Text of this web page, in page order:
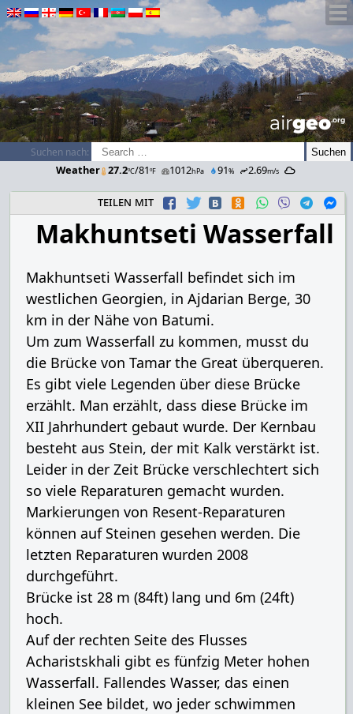
airGEO.oRg
Suchen nach:
Weather 27.2ºC/81ºF 1012hPa 91% 2.69m/s
teilen mit
Makhuntseti Wasserfall
Makhuntseti Wasserfall befindet sich im
westlichen Georgien, in Ajdarian Berge, 30
km in der Nähe von Batumi.
Um zum Wasserfall zu kommen, musst du
die Brücke von Tamar the Great überqueren.
Es gibt viele Legenden über diese Brücke
erzählt. Man erzählt, dass diese Brücke im
XII Jahrhundert gebaut wurde. Der Kernbau
besteht aus Stein, der mit Kalk verstärkt ist.
Leider in der Zeit Brücke verschlechtert sich
so viele Reparaturen gemacht wurden.
Markierungen von Resent-Reparaturen
können auf Steinen gesehen werden. Die
letzten Reparaturen wurden 2008
durchgeführt.
Brücke ist 28 m (84ft) lang und 6m (24ft)
hoch.
Auf der rechten Seite des Flusses
Acharistskhali gibt es fünfzig Meter hohen
Wasserfall. Fallendes Wasser, das einen
kleinen See bildet, wo jeder schwimmen